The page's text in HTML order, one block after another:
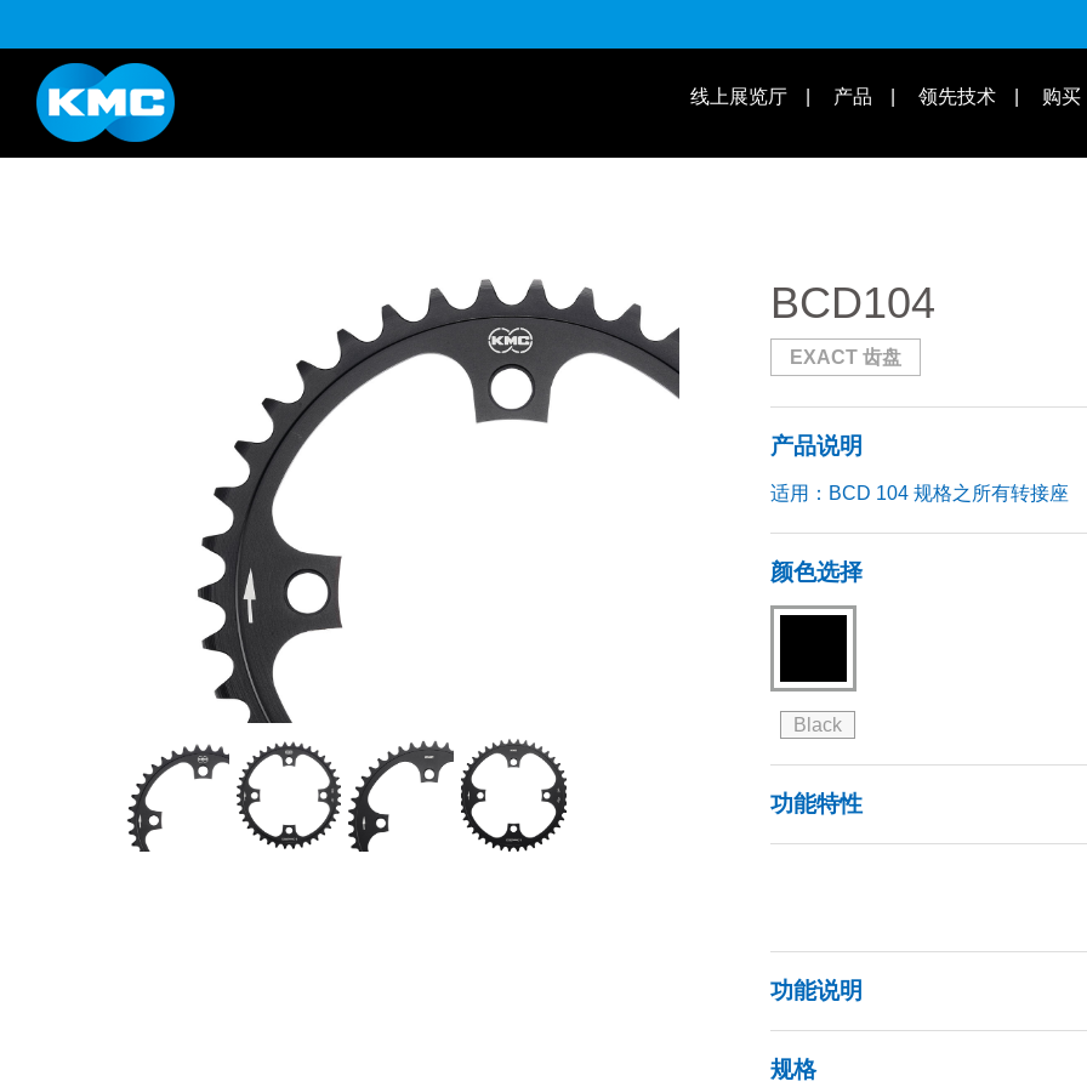
购买
领先技术
产品
线上展览厅
K系列 适用车款
YouTube 操作教学 | 知识库
BCD104
EXACT 齿盘
产品说明
适用：BCD 104 规格之所有转接座
颜色选择
Black
功能特性
功能说明
规格